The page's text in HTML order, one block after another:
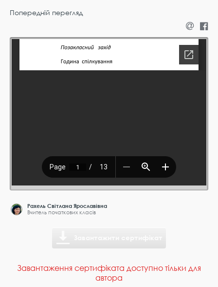
Попередній перегляд
Рахель Світлана Ярославівна
Вчитель початкових класів
Завантаження сертифіката доступно тільки для
автора